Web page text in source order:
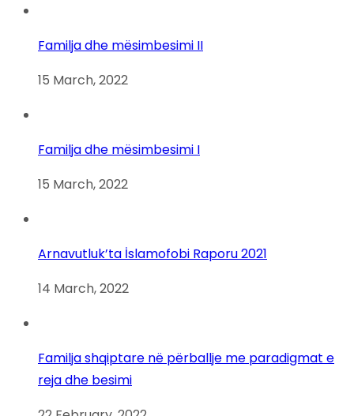
Familja dhe mësimbesimi II
15 March, 2022
Familja dhe mësimbesimi I
15 March, 2022
Arnavutluk’ta İslamofobi Raporu 2021
14 March, 2022
Familja shqiptare në përballje me paradigmat e
reja dhe besimi